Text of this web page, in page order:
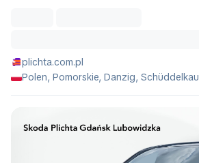
plichta.com.pl
Polen, Pomorskie, Danzig, Schüddelkau